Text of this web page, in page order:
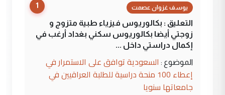
1 يوسف غزوان عصمت
التعليق : بكالوريوس فيزياء طبية متزوج و
زوجتي أيضا بكالوريوس سكني بغداد أرغب في
إكمال دراستي داخل ...
الموضوع : السعودية توافق على الاستمرار في
إعطاء 100 منحة دراسية للطلبة العراقيين في
جامعاتها سنويا